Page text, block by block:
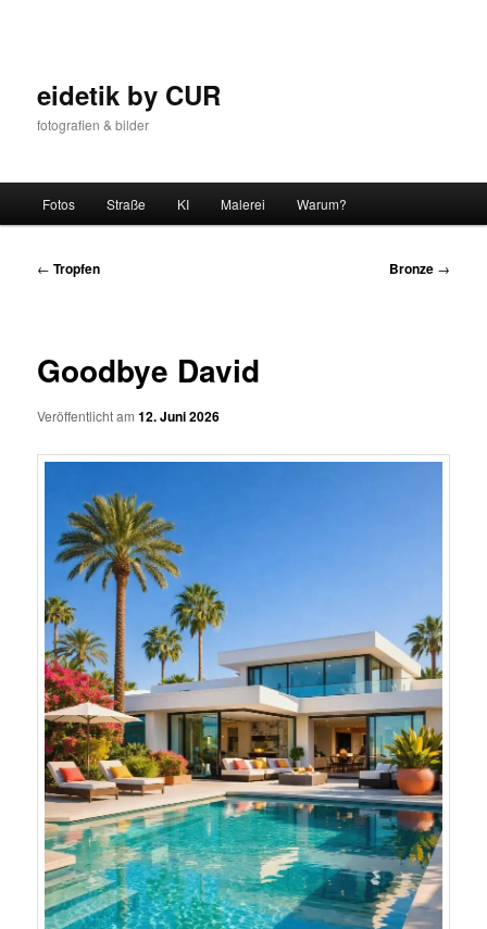
eidetik by CUR
fotografien & bilder
Fotos Straße KI Malerei Warum?
Beitrags-
← Tropfen Bronze →
Goodbye David
Veröffentlicht am12. Juni 2026